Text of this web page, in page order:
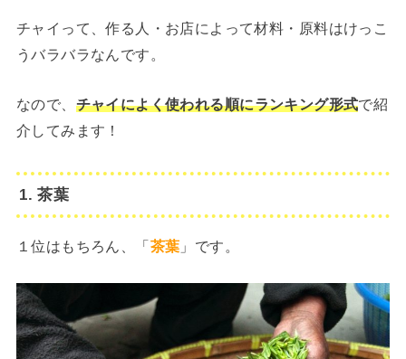
チャイって、作る人・お店によって材料・原料はけっこ
うバラバラなんです。
なので、 チャイによく使われる順にランキング形式で紹
介してみます！
1. 茶葉
１位はもちろん、「茶葉 」です。